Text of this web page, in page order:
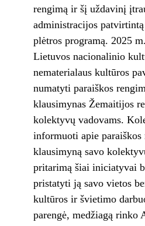
rengimą ir šį uždavinį
administracijos
plėtros programą. 2025
Lietuvos nacionalinio
nematerialaus kultūros
numatyti paraiškos
klausimynas Žemaitijos
kolektyvų vadovams.
informuoti apie
klausimyną savo
pritarimą šiai iniciatyvai
pristatyti ją savo vietos
kultūros ir švietimo
parengė, medžiagą rinko